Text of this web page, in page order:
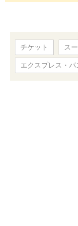
チケット ス
エクスプレス・パ